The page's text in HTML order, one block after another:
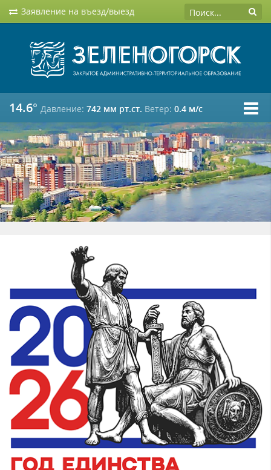
Заявление на въезд/выезд
14.6° Давление: 742 мм рт.ст. Ветер: 0.4 м/c